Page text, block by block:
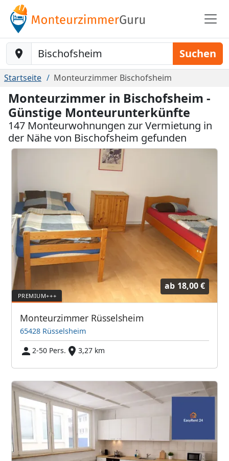
Baustelle-Location Suchen
Startseite Monteurzimmer Bischofsheim
Monteurzimmer in Bischofsheim -
Günstige Monteurunterkünfte
147 Monteurwohnungen zur Vermietung in
der Nähe von Bischofsheim gefunden
ab 18,00 €
Monteurzimmer Rüsselsheim
65428 Rüsselsheim
2-50 Pers.
3,27 km